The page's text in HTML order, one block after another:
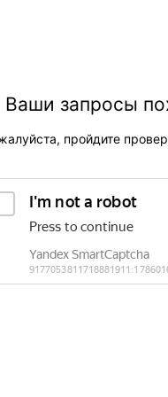
Ваши запросы
пройдите